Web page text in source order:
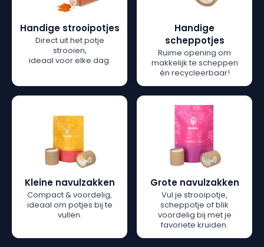
Handige strooipotjes
Direct uit het potje
strooien,
ideaal voor elke dag.
Handige
scheppotjes
Ruime opening om
makkelijk te scheppen
én recycleerbaar!
Kleine navulzakken
Compact & voordelig,
ideaal om potjes bij te
vullen.
Grote navulzakken
Vul je strooipotje,
scheppotje of blik
voordelig bij met je
favoriete kruiden.